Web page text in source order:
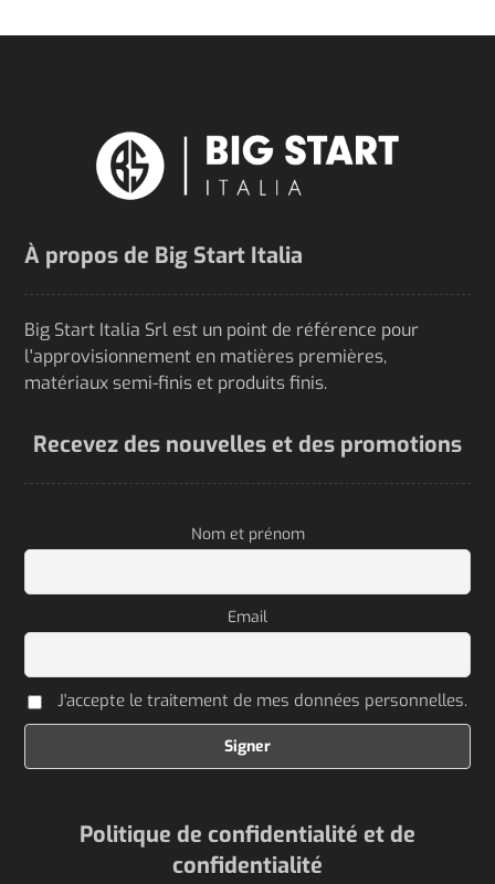
À propos de Big Start Italia
Big Start Italia Srl est un point de référence pour
l'approvisionnement en matières premières,
matériaux semi-finis et produits finis.
Recevez des nouvelles et des promotions
Nom et prénom
Email
J'accepte le traitement de mes données personnelles.
Politique de confidentialité et de
confidentialité